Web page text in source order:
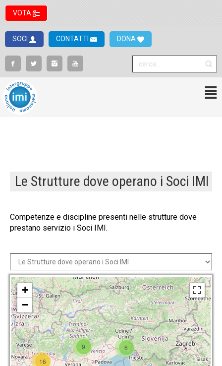
VOTA
SOCI CONTATTI DONA
Le Strutture dove operano i Soci IMI
Competenze e discipline presenti nelle strutture dove
prestano servizio i Soci IMI.
6
9
16
+
−